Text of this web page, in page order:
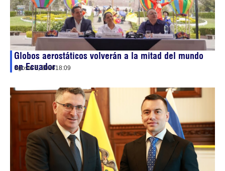
Globos aerostáticos volverán a la mitad del mundo
en Ecuador
agosto 5, 202618:09